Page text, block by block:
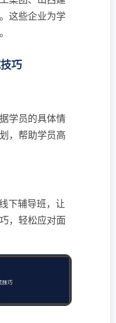
这些企业为学
巧
学员的具体情
，帮助学员高
下辅导班，让
，轻松应对面